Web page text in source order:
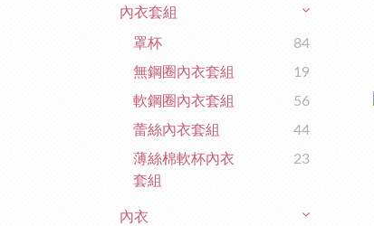
內衣套組
罩杯
84
無鋼圈內衣套組
19
軟鋼圈內衣套組
56
蕾絲內衣套組
44
薄絲棉軟杯內衣
套組
23
內衣